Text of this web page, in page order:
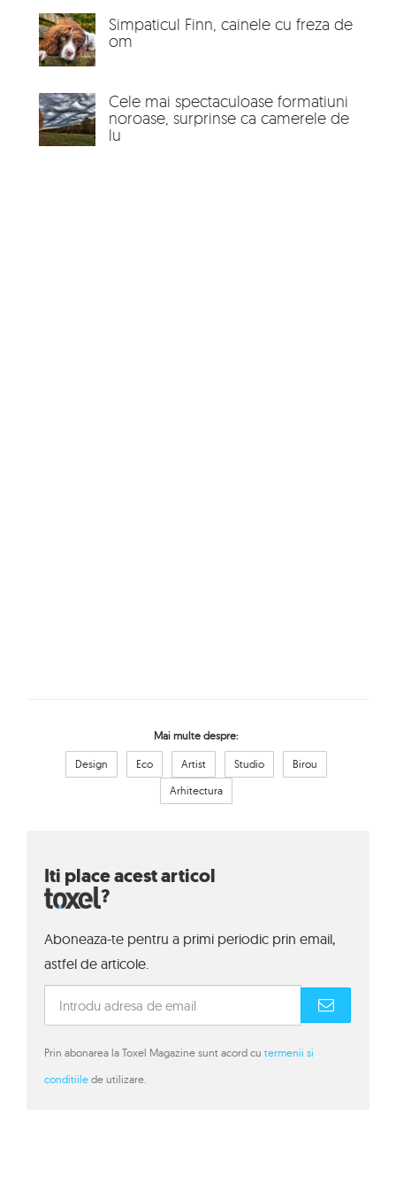
Simpaticul Finn, cainele cu freza de
om
Cele mai spectaculoase formatiuni
noroase, surprinse ca camerele de
lu
Mai multe despre:
Design Eco Artist Studio
Birou
Arhitectura
Iti place acest articol
?
Aboneaza-te pentru a primi periodic prin email,
astfel de articole.
Prin abonarea la Toxel Magazine sunt acord cu termenii si
conditiile de utilizare.